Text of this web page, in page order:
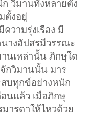
วิมานทั้งหลายตั้ง
ตั้งอยู่
วามรุ่งเรือง มี
างอัปสรมีวรรณะ
นเหล่านั้น ภิกษุใด
กวิมานนั้น มาร
บทุกข์อย่างหนัก
นแล้ว เมื่อภิกษุ
ารดาให้ไหวด้วย